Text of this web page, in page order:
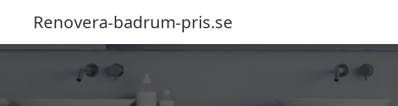
Renovera-badrum-pris.se